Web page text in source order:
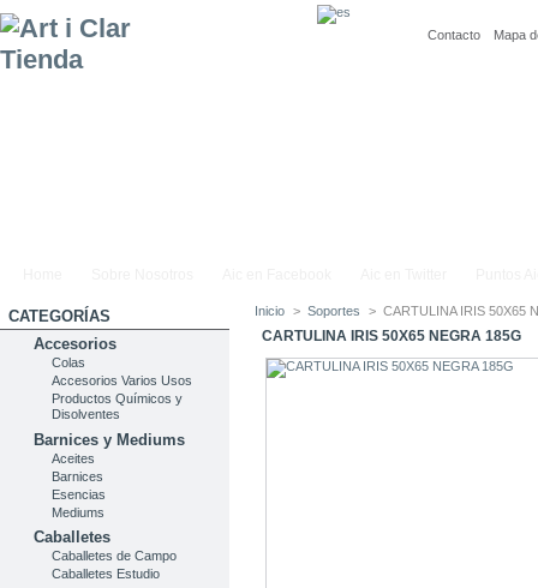
Contacto Mapa
CATEGORÍAS
Accesorios
Colas
Accesorios Varios Usos
Productos Químicos y
Disolventes
Barnices y Mediums
Aceites
Barnices
Esencias
Mediums
Caballetes
Caballetes de Campo
Caballetes Estudio
Inicio > Soportes > CARTULINA IRIS 50X65
CARTULINA IRIS 50X65 NEGRA 185G